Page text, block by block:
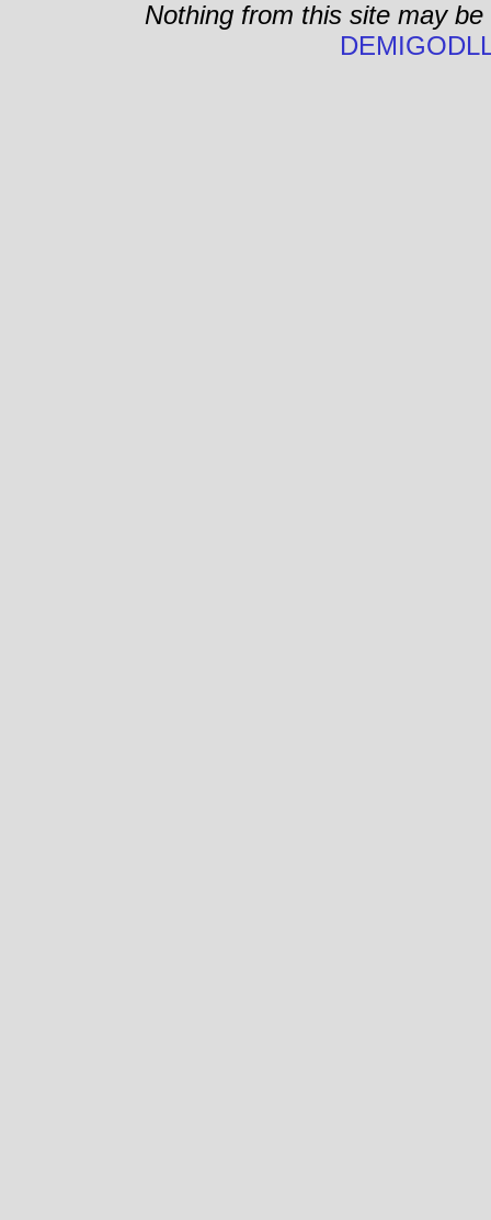
Nothing from this site may